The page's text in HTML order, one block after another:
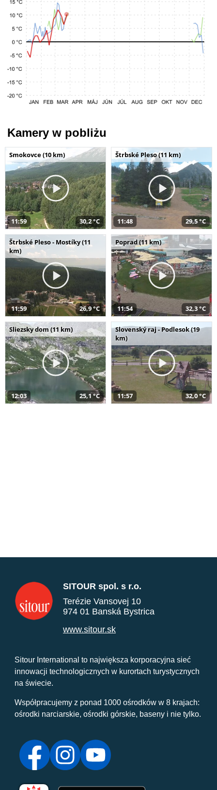
Kamery w pobliżu
Smokovce (10 km)
11:59 30,2 °C
Štrbské Pleso (11 km)
11:48 29,5 °C
Štrbské Pleso - Mostíky (11
km)
11:59 26,9 °C
Poprad (11 km)
11:54 32,3 °C
Sliezsky dom (11 km)
12:03 25,1 °C
Slovenský raj - Podlesok (19
km)
11:57 32,0 °C
SITOUR spol. s r.o.
Terézie Vansovej 10
974 01 Banská Bystrica
www.sitour.sk
Sitour International to największa korporacyjna sieć
innowacji technologicznych w kurortach turystycznych
na świecie.
Współpracujemy z ponad 1000 ośrodków w 8 krajach:
ośrodki narciarskie, ośrodki górskie, baseny i nie tylko.